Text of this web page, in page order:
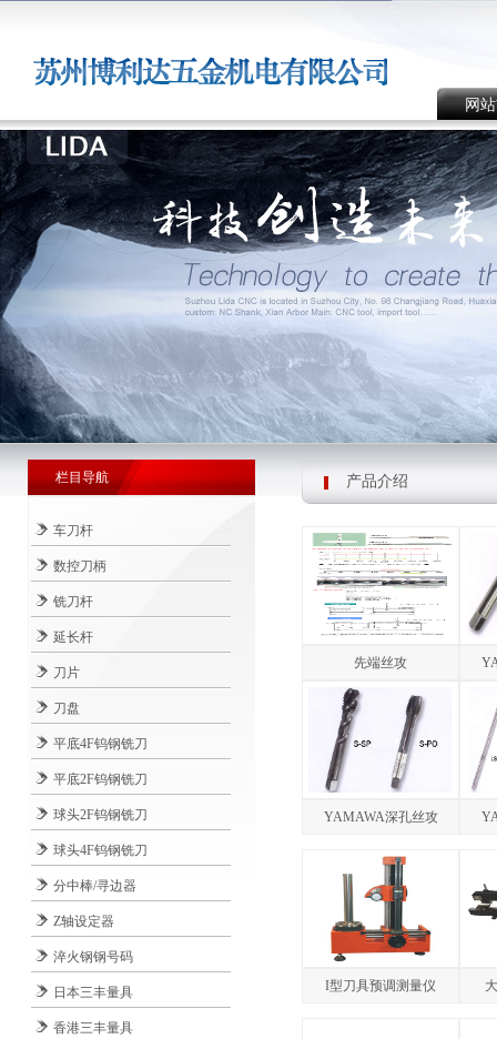
网
栏目导航
车刀杆
数控刀柄
铣刀杆
延长杆
刀片
刀盘
平底4F钨钢铣刀
平底2F钨钢铣刀
球头2F钨钢铣刀
球头4F钨钢铣刀
分中棒/寻边器
Z轴设定器
淬火钢钢号码
日本三丰量具
香港三丰量具
产品介绍
先端丝攻
YAMAWA深孔丝攻
I型刀具预调测量仪